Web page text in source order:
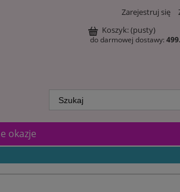
Zarejestruj się
Koszyk:(pusty)
do darmowej dostawy:
okazje